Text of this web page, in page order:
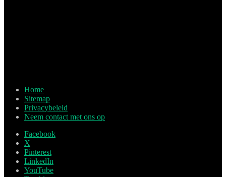
Home
Sitemap
Privacybeleid
Neem contact met ons op
Facebook
X
Pinterest
LinkedIn
YouTube